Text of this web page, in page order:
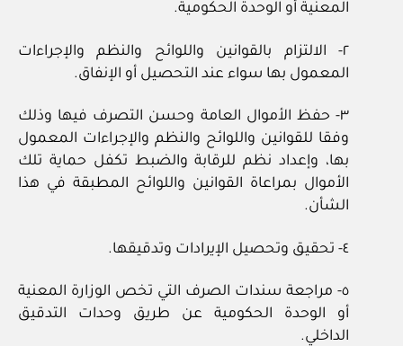
المعنية أو الوحدة الحكومية.
٢- الالتزام بالقوانين واللوائح والنظم والإجراءات
المعمول بها سواء عند التحصيل أو الإنفاق.
٣- حفظ الأموال العامة وحسن التصرف فيها وذلك
وفقا للقوانين واللوائح والنظم والإجراءات المعمول
بها، وإعداد نظم للرقابة والضبط تكفل حماية تلك
الأموال بمراعاة القوانين واللوائح المطبقة في هذا
الشأن.
٤- تحقيق وتحصيل الإيرادات وتدقيقها.
٥- مراجعة سندات الصرف التي تخص الوزارة المعنية
أو الوحدة الحكومية عن طريق وحدات التدقيق
الداخلي.